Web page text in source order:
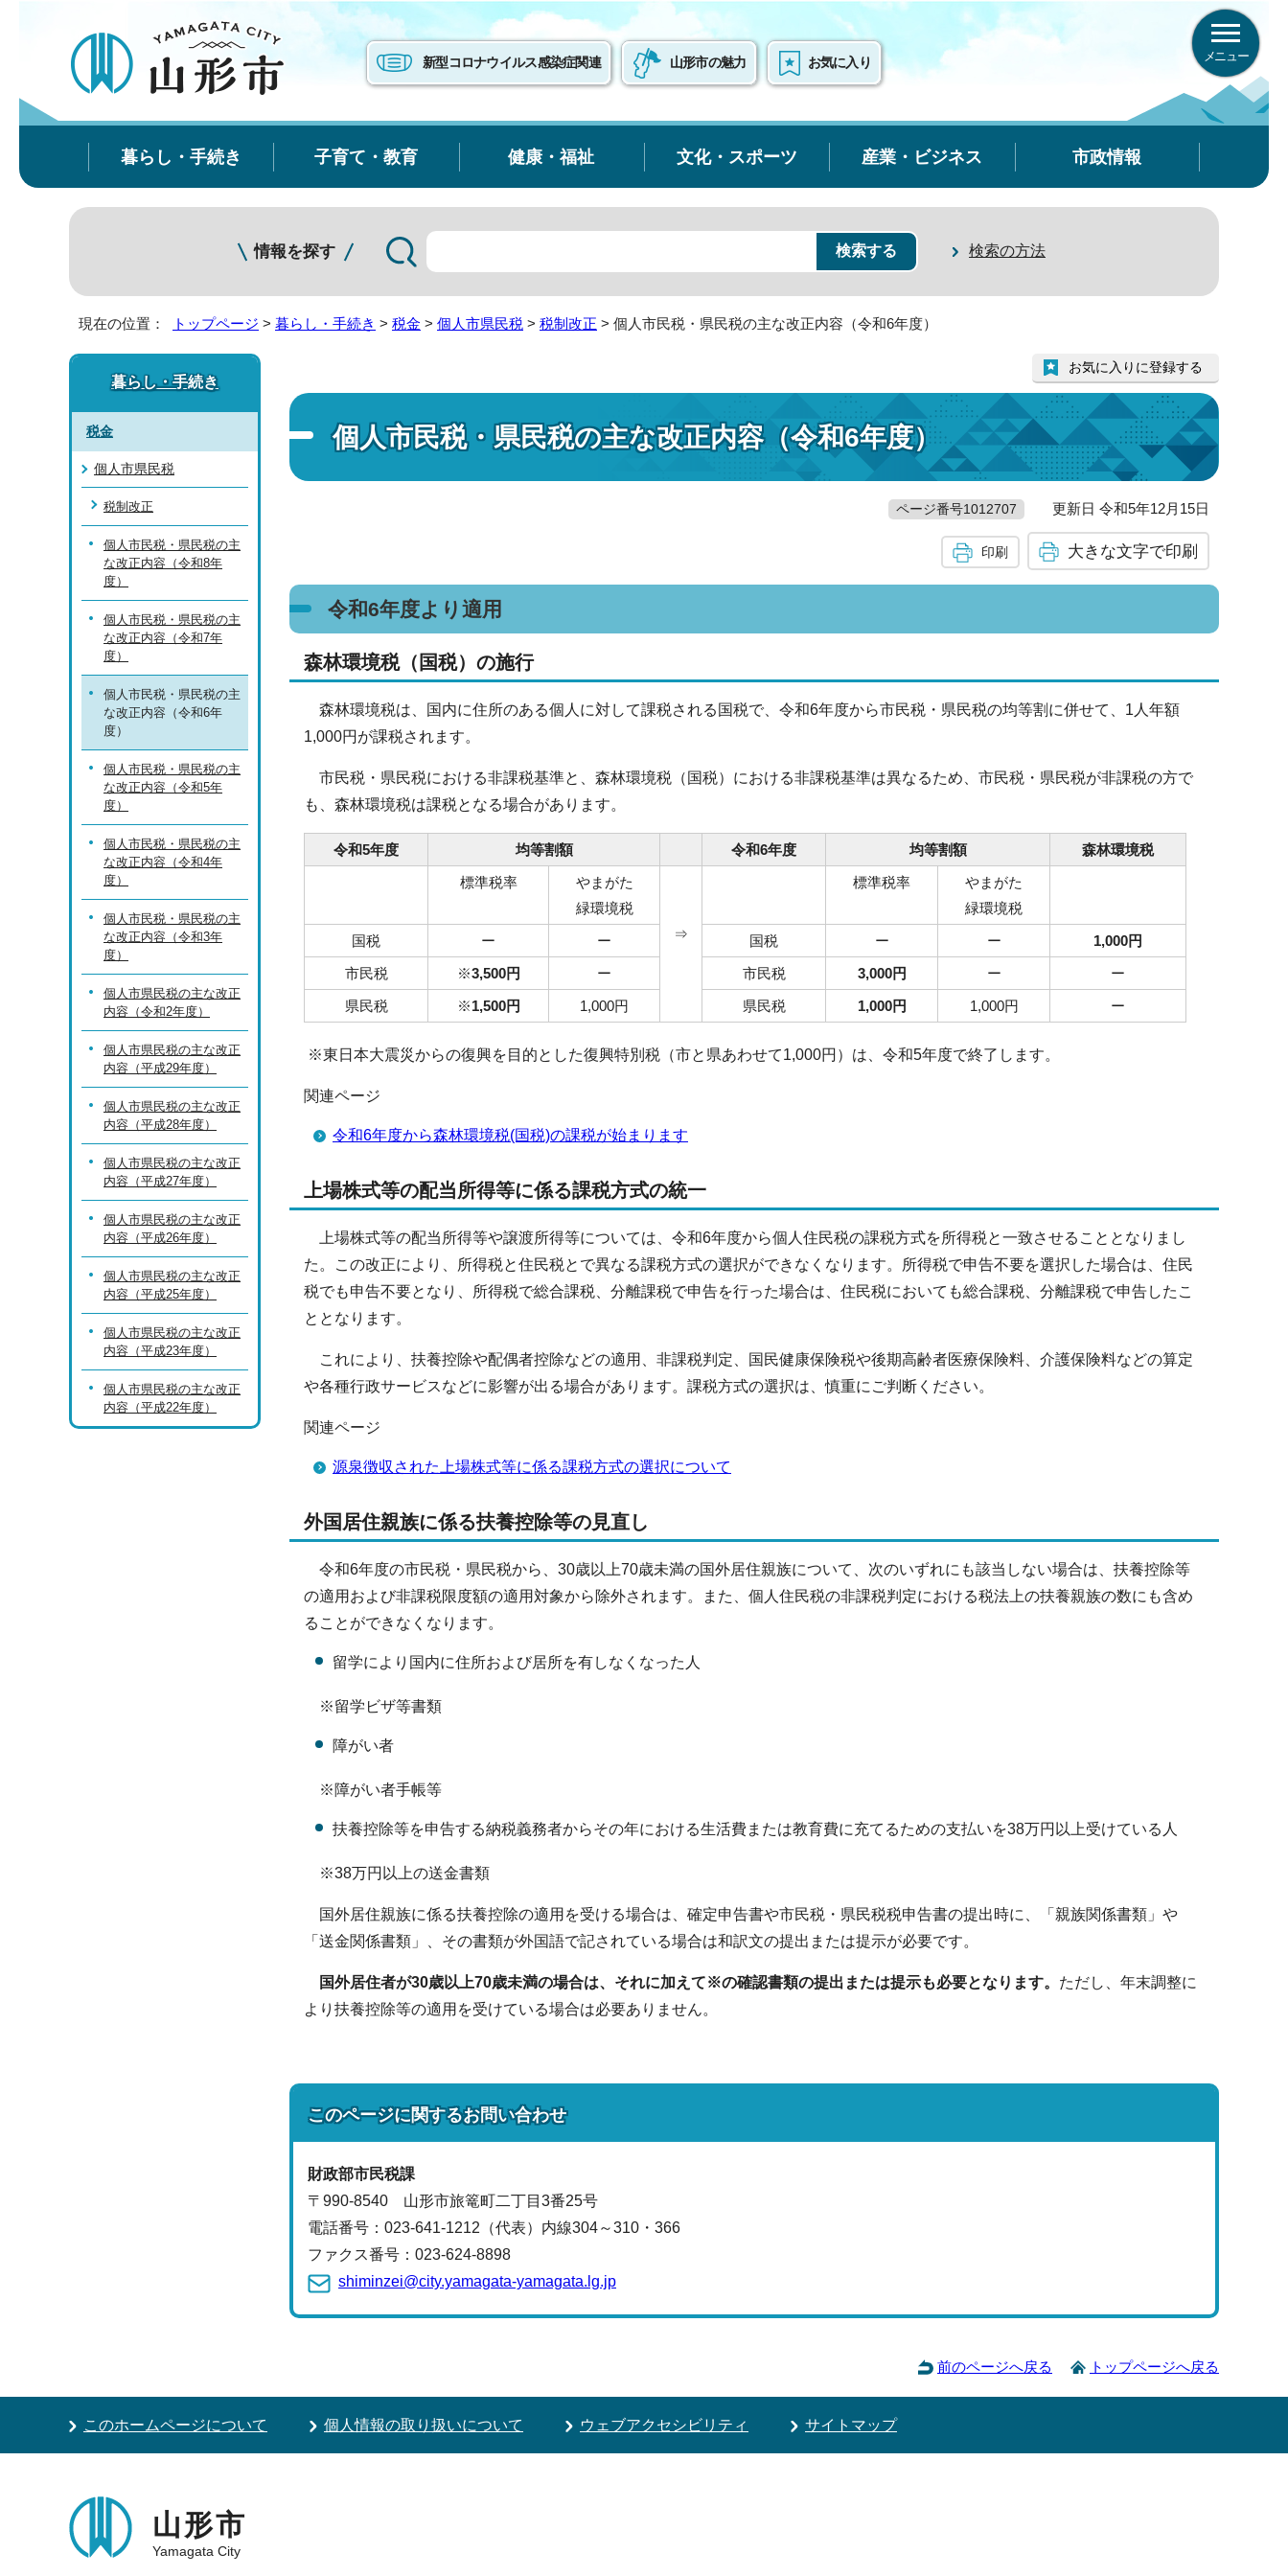
新型コロナウイルス感染症関連 山形市の魅力 お気に入り メニュー
暮らし・手続き 子育て・教育 健康・福祉 文化・スポーツ 産業・ビジネス 市政情報
情報を探す 検索の方法
現在の位置： トップページ > 暮らし・手続き > 税金 > 個人市県民税 > 税制改正 > 個人市民税・県民税の主な改正内容（令和6年度）
個人市民税・県民税の主な改正内容（令和6年度）
お気に入りに登録する
ページ番号1012707 更新日 令和5年12月15日
印刷 大きな文字で印刷
令和6年度より適用
森林環境税（国税）の施行
森林環境税は、国内に住所のある個人に対して課税される国税で、令和6年度から市民税・県民税の均等割に併せて、1人年額
1,000円が課税されます。
市民税・県民税における非課税基準と、森林環境税（国税）における非課税基準は異なるため、市民税・県民税が非課税の方で
も、森林環境税は課税となる場合があります。
令和5年度 均等割額 令和6年度 均等割額
森林環境税
標準税率
やまがた
緑環境税
⇒
標準税率
やまがた
緑環境税
国税
ー ー 国税 ー ー
1,000円
市民税
※3,500円 ー 市民税 3,000円 ー
ー
県民税
※1,500円 1,000円 県民税 1,000円 1,000円 ー
※東日本大震災からの復興を目的とした復興特別税（市と県あわせて1,000円）は、令和5年度で終了します。
関連ページ
令和6年度から森林環境税(国税)の課税が始まります
上場株式等の配当所得等に係る課税方式の統一
上場株式等の配当所得等や譲渡所得等については、令和6年度から個人住民税の課税方式を所得税と一致させることとなりまし
た。この改正により、所得税と住民税とで異なる課税方式の選択ができなくなります。所得税で申告不要を選択した場合は、住民
税でも申告不要となり、所得税で総合課税、分離課税で申告を行った場合は、住民税においても総合課税、分離課税で申告したこ
ととなります。
これにより、扶養控除や配偶者控除などの適用、非課税判定、国民健康保険税や後期高齢者医療保険料、介護保険料などの算定
や各種行政サービスなどに影響が出る場合があります。課税方式の選択は、慎重にご判断ください。
関連ページ
源泉徴収された上場株式等に係る課税方式の選択について
外国居住親族に係る扶養控除等の見直し
令和6年度の市民税・県民税から、30歳以上70歳未満の国外居住親族について、次のいずれにも該当しない場合は、扶養控除等
の適用および非課税限度額の適用対象から除外されます。また、個人住民税の非課税判定における税法上の扶養親族の数にも含め
ることができなくなります。
留学により国内に住所および居所を有しなくなった人
※留学ビザ等書類
障がい者
※障がい者手帳等
扶養控除等を申告する納税義務者からその年における生活費または教育費に充てるための支払いを38万円以上受けている人
※38万円以上の送金書類
国外居住親族に係る扶養控除の適用を受ける場合は、確定申告書や市民税・県民税税申告書の提出時に、「親族関係書類」や
「送金関係書類」、その書類が外国語で記されている場合は和訳文の提出または提示が必要です。
国外居住者が30歳以上70歳未満の場合は、それに加えて※の確認書類の提出または提示も必要となります。 ただし、年末調整に
より扶養控除等の適用を受けている場合は必要ありません。
このページに関するお問い合わせ
財政部市民税課
〒990-8540 山形市旅篭町二丁目3番25号
電話番号： 023-641-1212（代表） 内線304～310・366
ファクス番号：023-624-8898
shiminzei@city.yamagata-yamagata.lg.jp
暮らし・手続き
税金
個人市県民税
税制改正
個人市民税・県民税の主
な改正内容（令和8年
度）
個人市民税・県民税の主
な改正内容（令和7年
度）
個人市民税・県民税の主
な改正内容（令和6年
度）
個人市民税・県民税の主
な改正内容（令和5年
度）
個人市民税・県民税の主
な改正内容（令和4年
度）
個人市民税・県民税の主
な改正内容（令和3年
度）
個人市県民税の主な改正
内容（令和2年度）
個人市県民税の主な改正
内容（平成29年度）
個人市県民税の主な改正
内容（平成28年度）
個人市県民税の主な改正
内容（平成27年度）
個人市県民税の主な改正
内容（平成26年度）
個人市県民税の主な改正
内容（平成25年度）
個人市県民税の主な改正
内容（平成23年度）
個人市県民税の主な改正
内容（平成22年度）
前のページへ戻る トップページへ戻る
このホームページについて 個人情報の取り扱いについて ウェブアクセシビリティ サイトマップ
山形市
Yamagata City